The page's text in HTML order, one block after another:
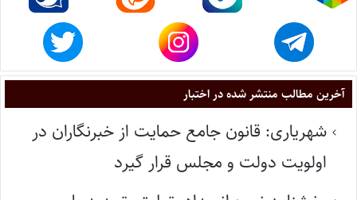
آخرین مطالب منتشر شده در اختبار
شهریاری: قانون جامع حمایت از خبرنگاران در
اولویت دولت و مجلس قرار گیرد